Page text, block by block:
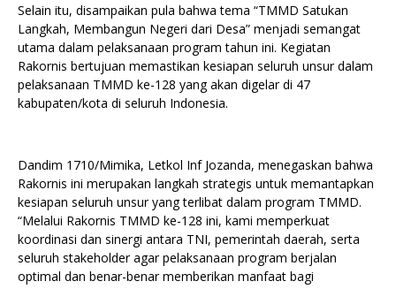
Selain itu, disampaikan pula bahwa tema “TMMD Satukan
Langkah, Membangun Negeri dari Desa” menjadi semangat
utama dalam pelaksanaan program tahun ini. Kegiatan
Rakornis bertujuan memastikan kesiapan seluruh unsur dalam
pelaksanaan TMMD ke-128 yang akan digelar di 47
kabupaten/kota di seluruh Indonesia.
Dandim 1710/Mimika, Letkol Inf Jozanda, menegaskan bahwa
Rakornis ini merupakan langkah strategis untuk memantapkan
kesiapan seluruh unsur yang terlibat dalam program TMMD.
“Melalui Rakornis TMMD ke-128 ini, kami memperkuat
koordinasi dan sinergi antara TNI, pemerintah daerah, serta
seluruh stakeholder agar pelaksanaan program berjalan
optimal dan benar-benar memberikan manfaat bagi